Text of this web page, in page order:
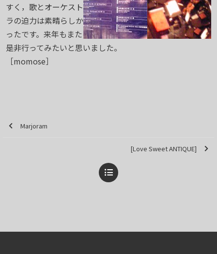
すく，歌とオーケスト
ラの迫力は素晴らしか
ったです。来年もまた
是非行ってみたいと思いました。
［momose］
Marjoram
[Love Sweet ANTIQUE]